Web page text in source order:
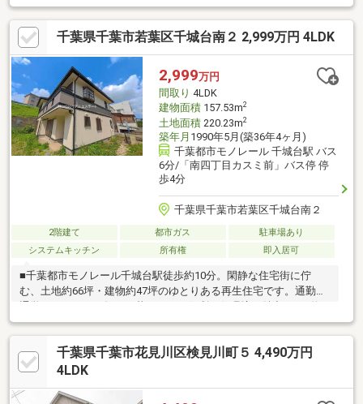
るい室内！・広々リビングは約24帖！小上がりの畳コーナーも嬉
しい♪・主寝室は約13.5帖とゆとりのある空間です・リフォーム内
容充実〇詳細はお問い合わせください♪〇●ご案内方法●〇ご来店
できないお客様はご指定場所（自宅送迎・最寄り駅・目印がある
場所など）での待ち合わせからのご案内も可能です（無料送
迎）。お客様のご条件をお聞かせいただければこちらの物件と一
緒に他の物件もご案内致します♪
千葉県千葉市若葉区千城台南２ 2,999万円 4LDK
2,999万円
間取り 4LDK
建物面積157.53m2
土地面積220.23m2
築年月 1990年5月(築36年4ヶ月)
千葉都市モノレール 千城台駅 バス
6分/「南四丁目カスミ前」バス停 停
歩4分
千葉県千葉市若葉区千城台南２
2階建て 都市ガス
駐車場あり
システムキッチン
所有権 即入居可
■千葉都市モノレール千城台駅徒歩約10分。閑静な住宅街に佇
む、土地約66坪・建物約47坪のゆとりある再生住宅です。通勤・
24帖の広々LDKは、ご家族が自然と集まる開放感あふれる空間。
ワークスペースや約4.5帖の畳コーナーも備え、在宅ワークやお子
様の遊び場、くつろぎスペースなど多彩に活用できます■4LDKの
ゆとりある間取りに加え、ウォークインクローゼットや各居室収
気持ちよく新生活をスタートできます■生活利便施設が徒歩圏に
千葉県千葉市花見川区検見川町５ 4,490万円
4LDK